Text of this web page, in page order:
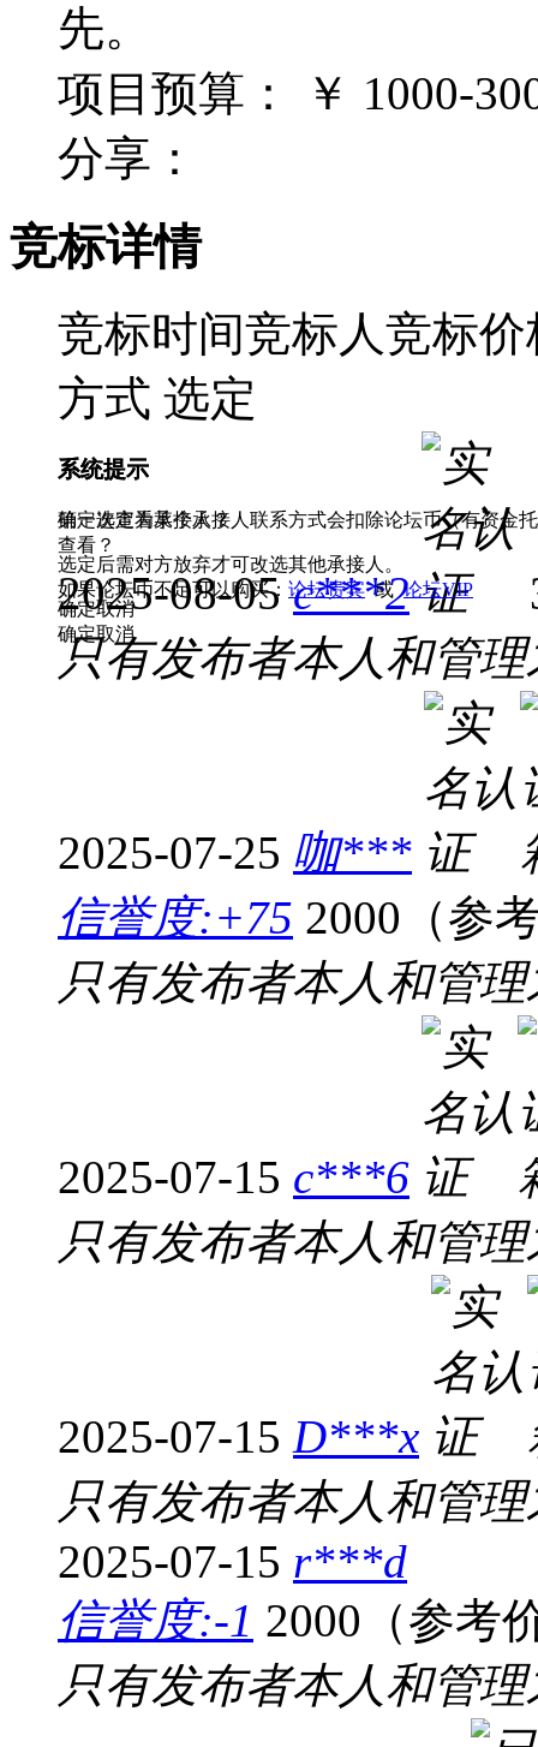
先。
项目预算：
￥ 1000-
分享：
竞标详情
竞标时间竞标人竞标
方式 选定
系统提示
第一次查看某个承接人联系方式会扣除论坛币（有资金
查看？
如果论坛币不足可以购买： 论坛贵宾或论坛VIP
确定取消
系统提示
确定选定为承接人？
选定后需对方放弃才可改选其他承接人。
确定取消
2025-08-05 c***2
只有发布者本人和管
2025-07-25 咖***
信誉度:+75 2000（参
只有发布者本人和管
2025-07-15 c***6
只有发布者本人和管
2025-07-15 D***x
只有发布者本人和管
2025-07-15 r***d
信誉度:-1 2000（参考
只有发布者本人和管